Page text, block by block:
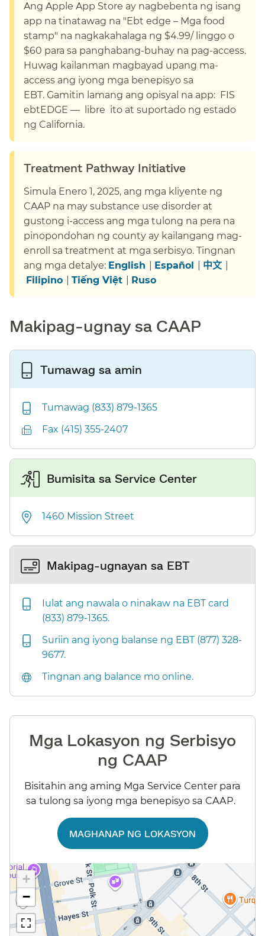
Ang Apple App Store ay nagbebenta ng isang
app na tinatawag na "Ebt edge – Mga food
stamp" na nagkakahalaga ng $4.99/ linggo o
$60 para sa panghabang-buhay na pag-access.
Huwag kailanman magbayad upang ma-
access ang iyong mga benepisyo sa
EBT. Gamitin lamang ang opisyal na app: FIS
ebtEDGE — libre ito at suportado ng estado
ng California.​​
Treatment Pathway Initiative​​
Simula Enero 1, 2025, ang mga kliyente ng
CAAP na may substance use disorder at
gustong i-access ang mga tulong na pera na
pinopondohan ng county ay kailangang mag-
enroll sa treatment at mga serbisyo. Tingnan
ang mga detalye: English Español 中文
Filipino
Tiếng Việt Ruso
Makipag-ugnay sa CAAP​​
Tumawag sa amin​​
Tumawag (833) 879-1365​​
Fax (415) 355-2407​​
Bumisita sa Service Center​​
1460 Mission Street​​
Makipag-ugnayan sa EBT​​
Iulat ang nawala o ninakaw na EBT card
(833) 879-1365.​​
Suriin ang iyong balanse ng EBT (877) 328-
9677.​​
Tingnan ang balance mo online.​​
Mga Lokasyon ng Serbisyo
ng CAAP​​
Bisitahin ang aming Mga Service Center para
sa tulong sa iyong mga benepisyo sa CAAP.​​
MAGHANAP NG LOKASYON​​
+
−